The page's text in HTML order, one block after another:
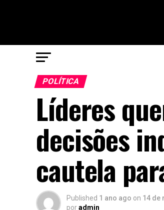
POLÍTICA
Líderes
decisões
cautela
Published 1 ano ago on 14 de
poradmin